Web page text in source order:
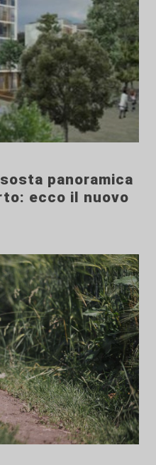
panoramica
ecco il nuovo